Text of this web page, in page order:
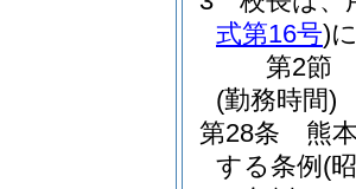
式第16号)
第2節
(勤務時間)
第28条
熊
する条例 (